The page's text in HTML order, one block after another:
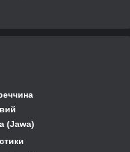
(Jawa)